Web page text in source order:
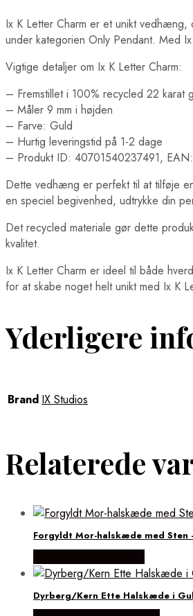
Ix K Letter Charm er et unikt
under kategorien Only Pendant. Med
Vigtige detaljer om Ix K Letter Charm:
– Fremstillet i 100% recycled 22 karat
– Måler 9 mm i højden
– Farve: Guld
– Hurtig leveringstid på 1-2 dage
– Produkt ID: 40701540237491,
Dette vedhæng er perfekt til at tilføje
en speciel begivenhed, udtrykke din
Det recycled materiale gør dette
kvalitet.
Ix K Letter Charm er ideel til både
for at skabe noget helt unikt med Ix K
Yderligere
Brand IX Studios
Relaterede
Forgyldt Mor-halskæde med Sten
Dyrberg/Kern Ette Halskæde i